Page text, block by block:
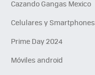
Cazando Gangas Mexico
Celulares y Smartphones
Prime Day 2024
Móviles android